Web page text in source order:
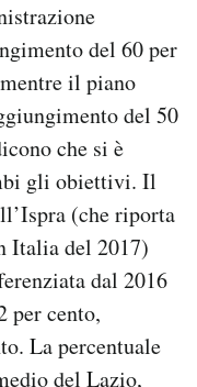
del 60 per
il piano
del 50
che si è
gli obiettivi. Il
(che riporta
Italia del 2017)
dal 2016
per cento,
La percentuale
del Lazio,